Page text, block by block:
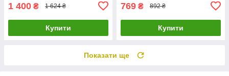
1 400 ₴ 1 624 ₴
Купити
769 ₴ 892 ₴
Купити
Показати ще